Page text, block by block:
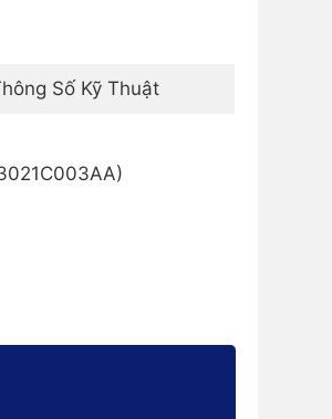
Số Kỹ Thuật